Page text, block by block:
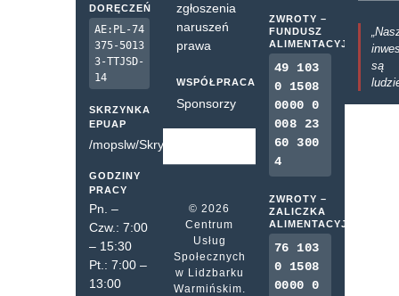
DORĘCZEŃ
AE:PL-74
375-5013
3-TTJSD-
14
SKRZYNKA
EPUAP
/mopslw/SkrytkaESP
GODZINY
PRACY
Pn. –
Czw.: 7:00
– 15:30
Pt.: 7:00 –
13:00
zgłoszenia
naruszeń
prawa
WSPÓŁPRACA
Sponsorzy
© 2026
Centrum
Usług
Społecznych
w Lidzbarku
Warmińskim.
ZWROTY –
FUNDUSZ
ALIMENTACYJNY
49 103
0 1508
0000 0
008 23
60 300
4
ZWROTY –
ZALICZKA
ALIMENTACYJNA
76 103
0 1508
0000 0
są